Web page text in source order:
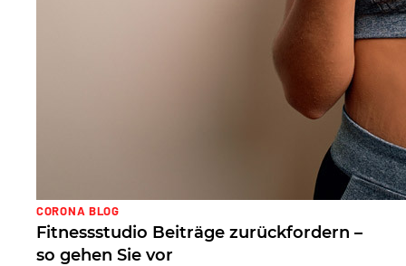
CORONA BLOG
Fitnessstudio Beiträge zurückfordern –
so gehen Sie vor